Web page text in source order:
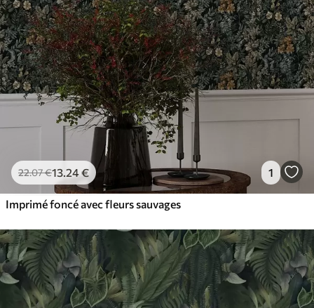
22.07€13.24€ 1
Imprimé foncé avec fleurs sauvages